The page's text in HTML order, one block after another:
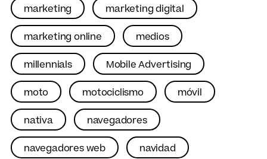
marketing marketing digital
marketing online medios
millennials Mobile Advertising
moto motociclismo móvil
nativa navegadores
navegadores web navidad